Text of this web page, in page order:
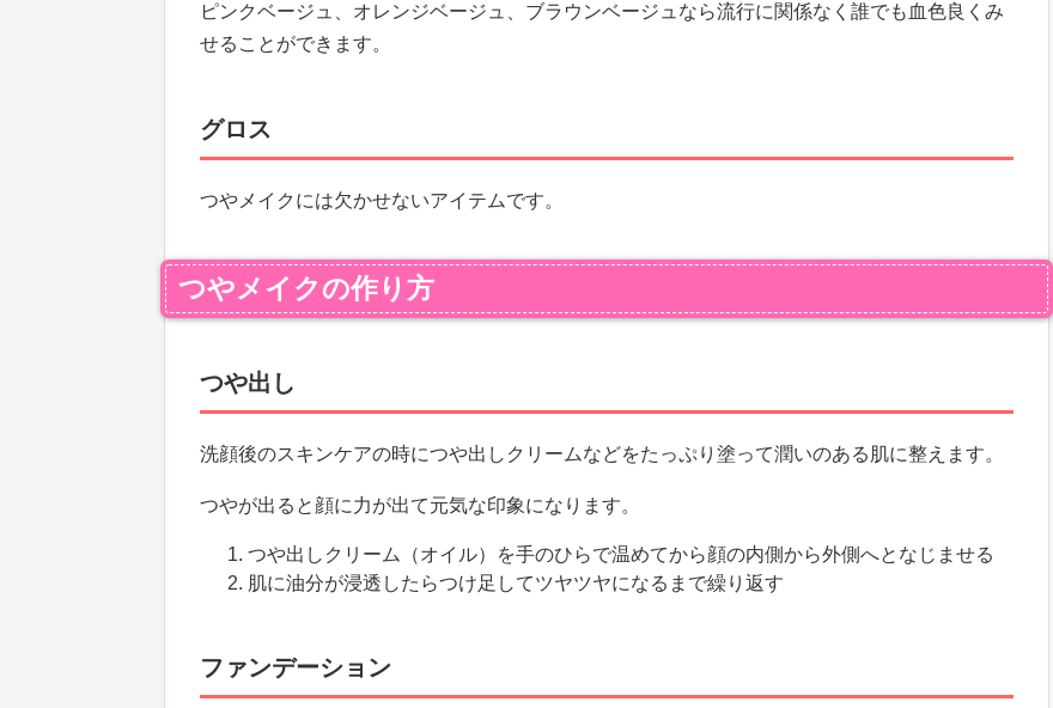
ピンクベージュ、オレンジベージュ、ブラウンベージュなら流行に関係なく誰でも血色良くみ
せることができます。
グロス
つやメイクには欠かせないアイテムです。
つやメイクの作り方
つや出し
洗顔後のスキンケアの時につや出しクリームなどをたっぷり塗って潤いのある肌に整えます。
つやが出ると顔に力が出て元気な印象になります。
つや出しクリーム（オイル）を手のひらで温めてから顔の内側から外側へとなじませる
肌に油分が浸透したらつけ足してツヤツヤになるまで繰り返す
ファンデーション